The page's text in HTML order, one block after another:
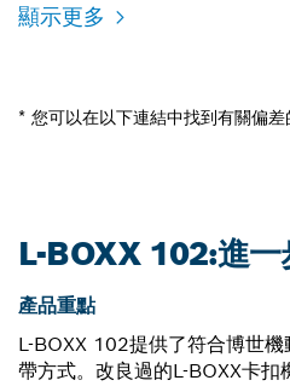
顯示更多
* 您可以在以下連結中找到有關偏差
L-BOXX 102:進一
產品重點
L-BOXX 102提供了符合博世
帶方式。改良過的L-BOXX卡